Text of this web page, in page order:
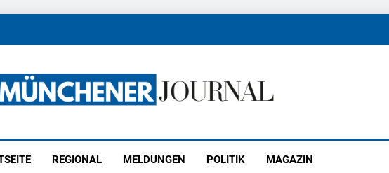
REGIONAL MELDUNGEN POLITIK MAGAZIN